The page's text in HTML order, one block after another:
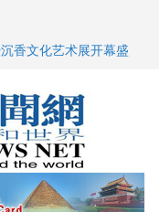
香文化艺术展开幕盛
领导层 卡尼：谈判事
奖典礼多伦多举行
民分享竞选理念